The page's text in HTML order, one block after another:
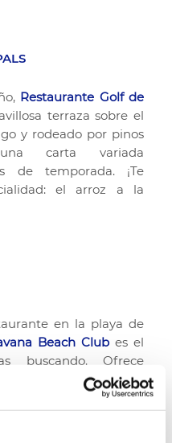
Restaurante Golf de
terraza sobre el
y rodeado por pinos
carta variada
de temporada. ¡Te
el arroz a la
en la playa de
Beach Clubes el
buscando. Ofrece
pescado del día,
aperitivos y
al mar.